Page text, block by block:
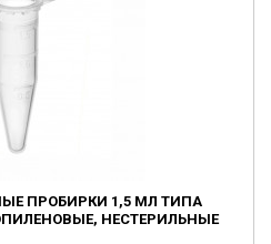
ПРОБИРКИ 1,5 МЛ ТИПА
НЕСТЕРИЛЬНЫЕ